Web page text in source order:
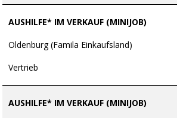
AUSHILFE* IM VERKAUF (MINIJOB)
Oldenburg (Famila Einkaufsland)
Vertrieb
AUSHILFE* IM VERKAUF (MINIJOB)